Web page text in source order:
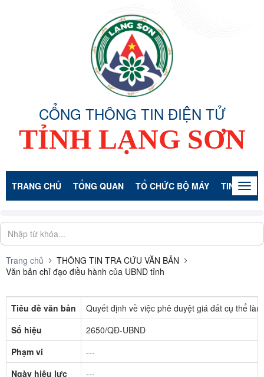
CỔNG THÔNG TIN ĐIỆN TỬ
TỈNH LẠNG SƠN
TRANG CHỦ TỔNG QUAN TỔ CHỨC BỘ MÁY TIN TỨC -
Trang chủ
THÔNG TIN TRA CỨU VĂN BẢN
Văn bản chỉ đạo điều hành của UBND tỉnh
Tiêu đề văn bản
Quyết định về việc phê duyệt giá đất cụ thể
Số hiệu
2650/QĐ-UBND
Phạm vi
---
Ngày hiệu lực
---